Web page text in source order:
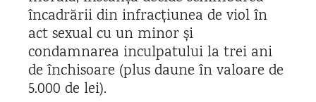
încadrării din infracțiunea de viol în
act sexual cu un minor și
condamnarea inculpatului la trei ani
de închisoare (plus daune în valoare de
5.000 de lei).